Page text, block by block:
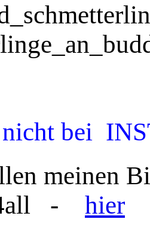
bei
meinen
- hier